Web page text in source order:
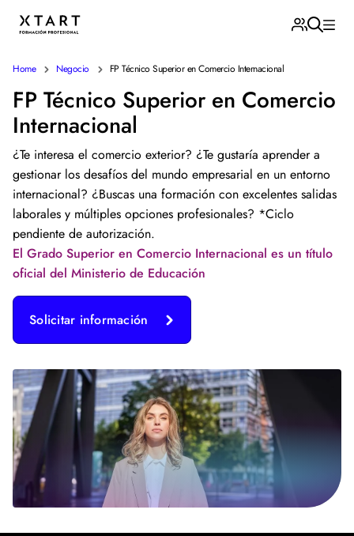
Home Negocio FP Técnico Superior en Comercio Internacional
FP Técnico Superior en Comercio
Internacional
¿Te interesa el comercio exterior? ¿Te gustaría aprender a
gestionar los desafíos del mundo empresarial en un entorno
internacional? ¿Buscas una formación con excelentes salidas
laborales y múltiples opciones profesionales? *Ciclo
pendiente de autorización.
El Grado Superior en Comercio Internacional es un título
oficial del Ministerio de Educación
Solicitar información